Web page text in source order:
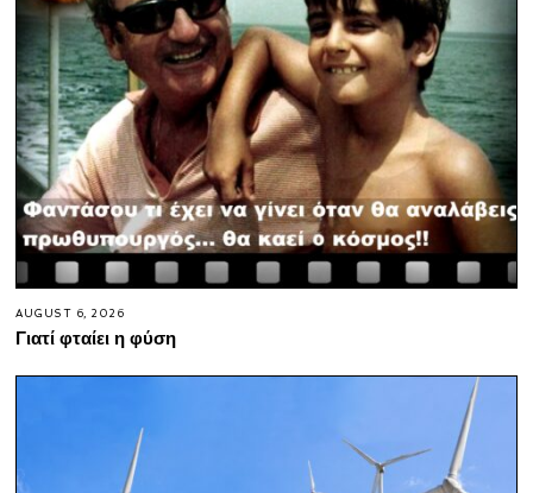
AUGUST 6, 2026
Γιατί φταίει η φύση